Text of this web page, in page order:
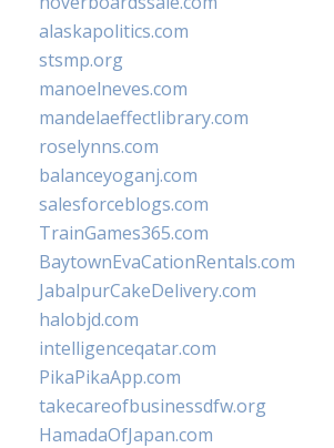
alaskapolitics.com
stsmp.org
manoelneves.com
mandelaeffectlibrary.com
roselynns.com
balanceyoganj.com
salesforceblogs.com
TrainGames365.com
BaytownEvaCationRentals.com
JabalpurCakeDelivery.com
halobjd.com
intelligenceqatar.com
PikaPikaApp.com
takecareofbusinessdfw.org
HamadaOfJapan.com